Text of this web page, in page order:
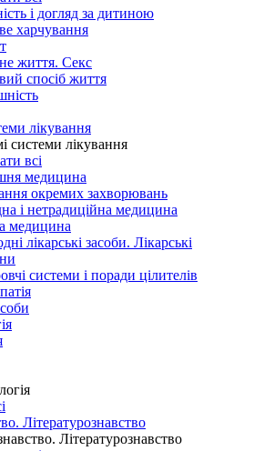
і догляд за дитиною
харчування
життя. Секс
спосіб життя
лікування
системи лікування
всі
медицина
окремих захворювань
і нетрадиційна медицина
медицина
лікарські засоби. Лікарські
системи і поради цілителів
Літературознавство
Літературознавство